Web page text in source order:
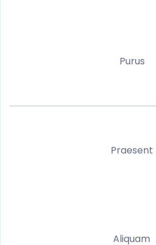
Purus
Praesent
Aliquam